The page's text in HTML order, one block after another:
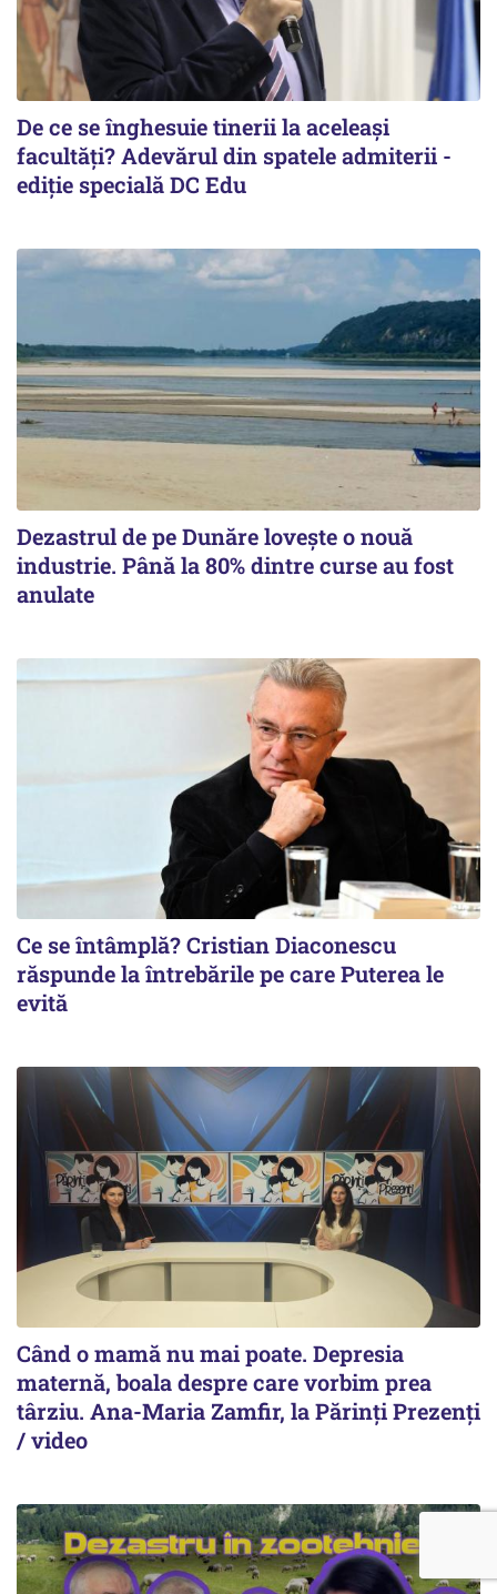
De ce se înghesuie tinerii la aceleași
facultăți? Adevărul din spatele admiterii -
ediție specială DC Edu
Dezastrul de pe Dunăre lovește o nouă
industrie. Până la 80% dintre curse au fost
anulate
Ce se întâmplă? Cristian Diaconescu
răspunde la întrebările pe care Puterea le
evită
Când o mamă nu mai poate. Depresia
maternă, boala despre care vorbim prea
târziu. Ana-Maria Zamfir, la Părinți Prezenți
/ video